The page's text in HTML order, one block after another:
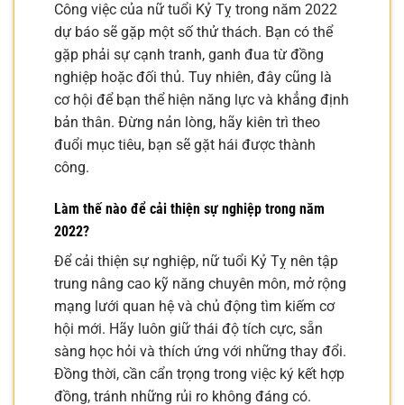
Công việc của nữ tuổi Kỷ Tỵ trong năm 2022
dự báo sẽ gặp một số thử thách. Bạn có thể
gặp phải sự cạnh tranh, ganh đua từ đồng
nghiệp hoặc đối thủ. Tuy nhiên, đây cũng là
cơ hội để bạn thể hiện năng lực và khẳng định
bản thân. Đừng nản lòng, hãy kiên trì theo
đuổi mục tiêu, bạn sẽ gặt hái được thành
công.
Làm thế nào để cải thiện sự nghiệp trong năm
2022?
Để cải thiện sự nghiệp, nữ tuổi Kỷ Tỵ nên tập
trung nâng cao kỹ năng chuyên môn, mở rộng
mạng lưới quan hệ và chủ động tìm kiếm cơ
hội mới. Hãy luôn giữ thái độ tích cực, sẵn
sàng học hỏi và thích ứng với những thay đổi.
Đồng thời, cần cẩn trọng trong việc ký kết hợp
đồng, tránh những rủi ro không đáng có.